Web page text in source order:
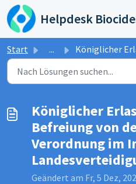
Zum hauptsächlichen Inhalt
Start ... Königlicher Erlass über die Befreiung von der
Königlicher
Befreiung von
Verordnung im
Geändert am Fr, 5 Dez,